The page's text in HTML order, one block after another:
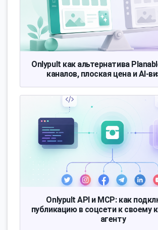
Onlypult как альтернатива
каналов, плоская цена и AI-
Onlypult API и MCP: как
публикацию в соцсети к своему
агенту